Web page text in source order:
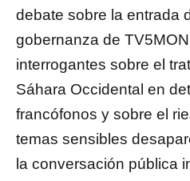
debate sobre la entrada
gobernanza de
interrogantes sobre el
Sáhara Occidental en
francófonos y sobre el
temas sensibles
la conversación pública